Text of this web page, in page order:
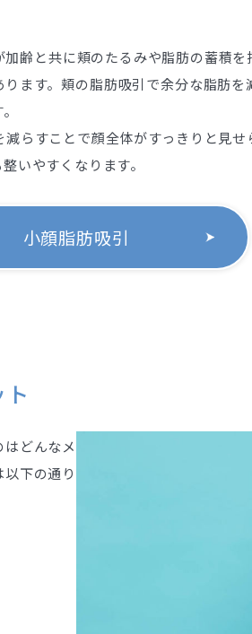
齢と共に頬のたるみや脂肪の蓄積
ます。頬の脂肪吸引で余分な脂肪
らすことで顔全体がすっきりと見
いやすくなります。
小顔脂肪吸引
どんなメ
下の通り